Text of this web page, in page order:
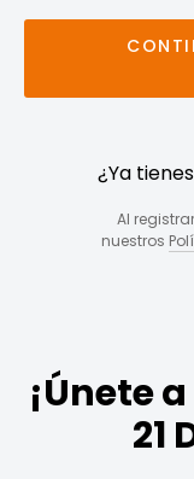
¿Ya
Al
nuestros
¡Únete
21